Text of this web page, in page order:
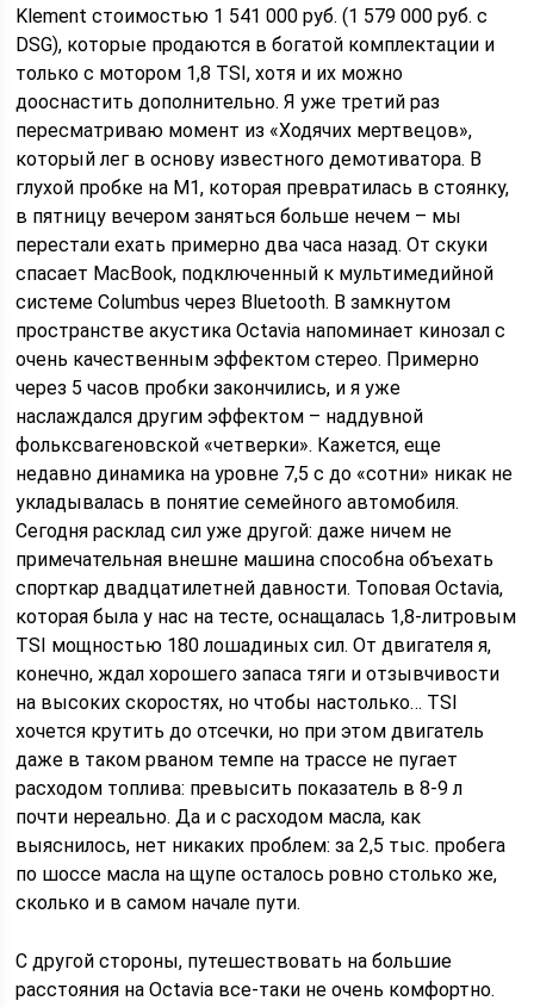
Klement стоимостью 1 541 000 руб. (1 579 000 руб. с
DSG), которые продаются в богатой комплектации и
только с мотором 1,8 TSI, хотя и их можно
дооснастить дополнительно. Я уже третий раз
пересматриваю момент из «Ходячих мертвецов»,
который лег в основу известного демотиватора. В
глухой пробке на М1, которая превратилась в стоянку,
в пятницу вечером заняться больше нечем – мы
перестали ехать примерно два часа назад. От скуки
спасает MacBook, подключенный к мультимедийной
системе Columbus через Bluetooth. В замкнутом
пространстве акустика Octavia напоминает кинозал с
очень качественным эффектом стерео. Примерно
через 5 часов пробки закончились, и я уже
наслаждался другим эффектом – наддувной
фольксвагеновской «четверки». Кажется, еще
недавно динамика на уровне 7,5 с до «сотни» никак не
укладывалась в понятие семейного автомобиля.
Сегодня расклад сил уже другой: даже ничем не
примечательная внешне машина способна объехать
спорткар двадцатилетней давности. Топовая Octavia,
которая была у нас на тесте, оснащалась 1,8-литровым
TSI мощностью 180 лошадиных сил. От двигателя я,
конечно, ждал хорошего запаса тяги и отзывчивости
на высоких скоростях, но чтобы настолько… TSI
хочется крутить до отсечки, но при этом двигатель
даже в таком рваном темпе на трассе не пугает
расходом топлива: превысить показатель в 8-9 л
почти нереально. Да и с расходом масла, как
выяснилось, нет никаких проблем: за 2,5 тыс. пробега
по шоссе масла на щупе осталось ровно столько же,
сколько и в самом начале пути.
С другой стороны, путешествовать на большие
расстояния на Octavia все-таки не очень комфортно.